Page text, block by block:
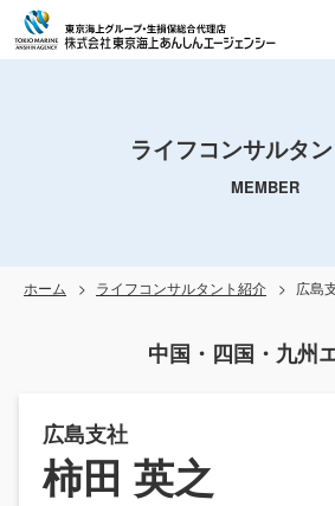
ライフコンサルタ
MEMBER
ホーム ライフコンサルタント紹介 広島
中国・四国・九州
広島支社
柿田 英之